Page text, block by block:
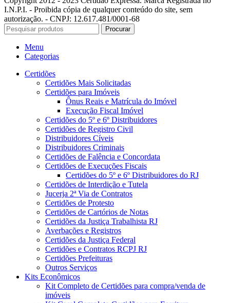
I.N.P.I. - Proibida cópia de qualquer conteúdo do site, sem
autorização. - CNPJ: 12.617.481/0001-68
Procurar
Menu
Categorias
Certidões
Certidões Mais Solicitadas
Certidões para Imóveis
Ônus Reais e Matrícula do Imóvel
Execução Fiscal Imóvel
Certidões do 5º e 6º Distribuidores
Certidões de Registro Civil
Distribuidores Cíveis
Distribuidores Criminais
Certidões de Falência e Concordata
Certidões de Execuções Fiscais
Certidões do 5º e 6º Distribuidores do RJ
Certidões de Interdição e Tutela
Jucerja 2ª Via de Contratos
Certidões de Protesto
Certidões de Cartórios de Notas
Certidões da Justiça Trabalhista RJ
Averbações e Registros
Certidões da Justiça Federal
Certidões e Contratos RCPJ RJ
Certidões Prefeituras
Outros Serviços
Kits Econômicos
Kit Completo de Certidões para compra/venda de
imóveis